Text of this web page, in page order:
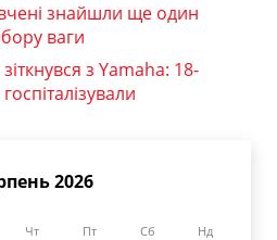
вчені знайшли ще один
ваги
з Yamaha: 18-
2026
Чт Пт Сб Нд